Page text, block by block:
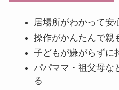
居場所がわかって安
操作がかんたんで親
子どもが嫌がらずに
パパママ・祖父母な
る